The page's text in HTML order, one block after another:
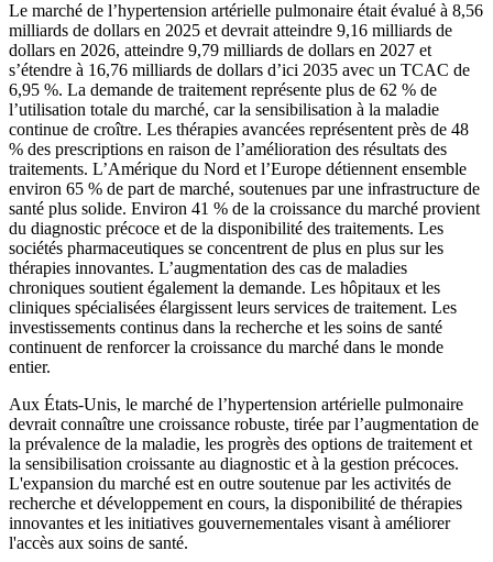
Le marché de l’hypertension artérielle pulmonaire était évalué à 8,56
milliards de dollars en 2025 et devrait atteindre 9,16 milliards de
dollars en 2026, atteindre 9,79 milliards de dollars en 2027 et
s’étendre à 16,76 milliards de dollars d’ici 2035 avec un TCAC de
6,95 %. La demande de traitement représente plus de 62 % de
l’utilisation totale du marché, car la sensibilisation à la maladie
continue de croître. Les thérapies avancées représentent près de 48
% des prescriptions en raison de l’amélioration des résultats des
traitements. L’Amérique du Nord et l’Europe détiennent ensemble
environ 65 % de part de marché, soutenues par une infrastructure de
santé plus solide. Environ 41 % de la croissance du marché provient
du diagnostic précoce et de la disponibilité des traitements. Les
sociétés pharmaceutiques se concentrent de plus en plus sur les
thérapies innovantes. L’augmentation des cas de maladies
chroniques soutient également la demande. Les hôpitaux et les
cliniques spécialisées élargissent leurs services de traitement. Les
investissements continus dans la recherche et les soins de santé
continuent de renforcer la croissance du marché dans le monde
entier.
Aux États-Unis, le marché de l’hypertension artérielle pulmonaire
devrait connaître une croissance robuste, tirée par l’augmentation de
la prévalence de la maladie, les progrès des options de traitement et
la sensibilisation croissante au diagnostic et à la gestion précoces.
L'expansion du marché est en outre soutenue par les activités de
recherche et développement en cours, la disponibilité de thérapies
innovantes et les initiatives gouvernementales visant à améliorer
l'accès aux soins de santé.